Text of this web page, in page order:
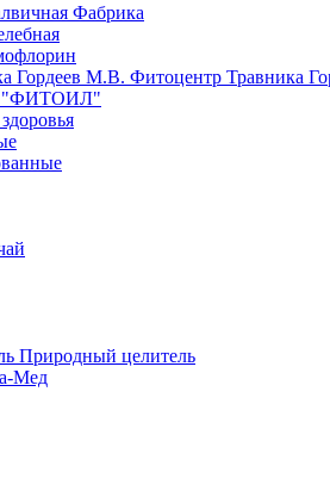
Фабрика
Фитоцентр Травника
"ФИТОИЛ"
Природный целитель
Мед